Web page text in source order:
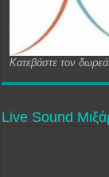
Κατεβάστε τον
Live Sound